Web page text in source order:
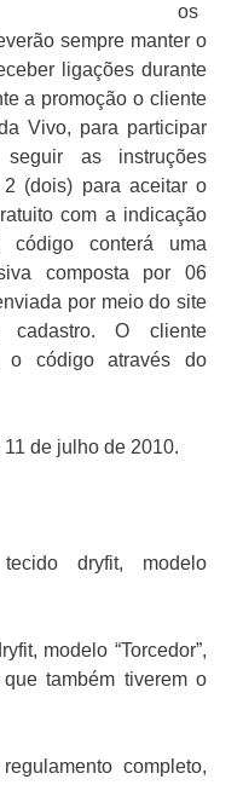
os
sempre manter o
ligações durante
a promoção o cliente
Vivo, para participar
as instruções
(dois) para aceitar o
com a indicação
código conterá uma
composta por 06
por meio do site
cadastro. O cliente
o código através do
de julho de 2010.
dryfit, modelo
modelo “Torcedor”,
também tiverem o
completo,